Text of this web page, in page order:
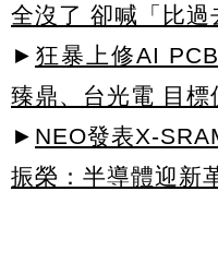
全沒了 卻喊「比過
► 狂暴上修AI
臻鼎、台光電 目標
► NEO發表X-
振榮：半導體迎新